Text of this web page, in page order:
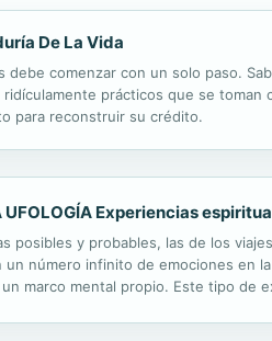
De La Vida
debe comenzar con un solo paso.
prácticos que se toman
para reconstruir su crédito.
UFOLOGÍA Experiencias
posibles y probables, las de los
número infinito de emociones en
marco mental propio. Este tipo de